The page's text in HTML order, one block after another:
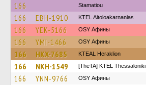
166 Stamatiou
166 EBH-1910 KTEL Aitoloakarnanias
166 YEK-5166 OSY Афины
166 YMI-1466 OSY Афины
166 HKX-7685 KTEAL Heraklion
166 NKH-1549 [TheTA] KTEL Thessaloniki
166 YNN-9766 OSY Афины